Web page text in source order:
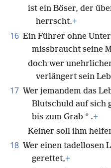
ist ein Böser, der
herrscht.+
16 Ein Führer ohne
missbraucht seine
doch wer
verlängert sein
17 Wer jemandem das
Blutschuld auf sich
bis zum Grab * .+
Keiner soll ihm
18 Wer einen tadellosen
gerettet,+